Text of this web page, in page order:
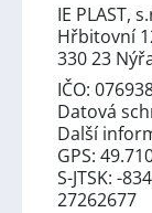
IE PLAST,
Hřbitovní
330 23
IČO:
Datová
Další
GPS:
S-JTSK: -
27262677